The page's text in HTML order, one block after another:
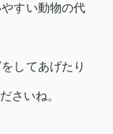
すい動物の代
してあげたり
さいね。